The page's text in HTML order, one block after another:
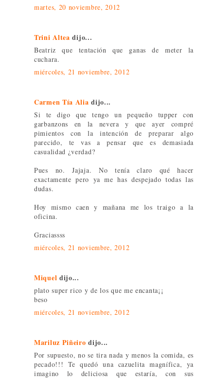
martes, 20 noviembre, 2012
Trini Altea dijo...
Beatriz que tentación que ganas de meter la
cuchara.
miércoles, 21 noviembre, 2012
Carmen Tía Alia dijo...
Si te digo que tengo un pequeño tupper con
garbanzons en la nevera y que ayer compré
pimientos con la intención de preparar algo
parecido, te vas a pensar que es demasiada
casualidad ¿verdad?
Pues no. Jajaja. No tenía claro qué hacer
exactamente pero ya me has despejado todas las
dudas.
Hoy mismo caen y mañana me los traigo a la
oficina.
Graciassss
miércoles, 21 noviembre, 2012
Miquel dijo...
plato super rico y de los que me encanta¡¡
beso
miércoles, 21 noviembre, 2012
Mariluz Piñeiro dijo...
Por supuesto, no se tira nada y menos la comida, es
pecado!!! Te quedó una cazuelita magnífica, ya
imagino lo deliciosa que estaría, con sus